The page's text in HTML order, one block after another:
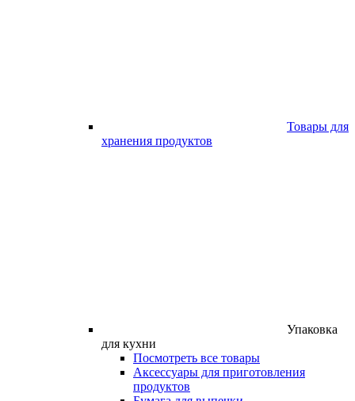
Товары для
хранения продуктов
Упаковка
для кухни
Посмотреть все товары
Аксессуары для приготовления
продуктов